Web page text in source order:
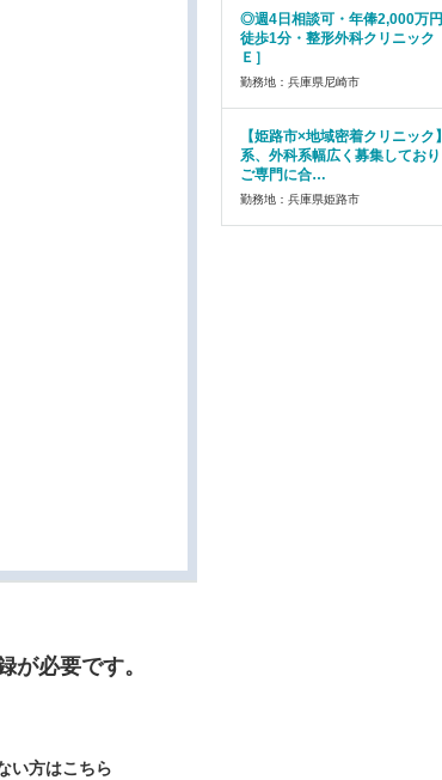
必要です。
い方はこちら
◎週4日相談可・年俸2,000万
徒歩1分・整形外科クリニック
Ｅ］
勤務地：兵庫県尼崎市
【姫路市×地域密着クリニック
系、外科系幅広く募集してお
ご専門に合…
勤務地：兵庫県姫路市